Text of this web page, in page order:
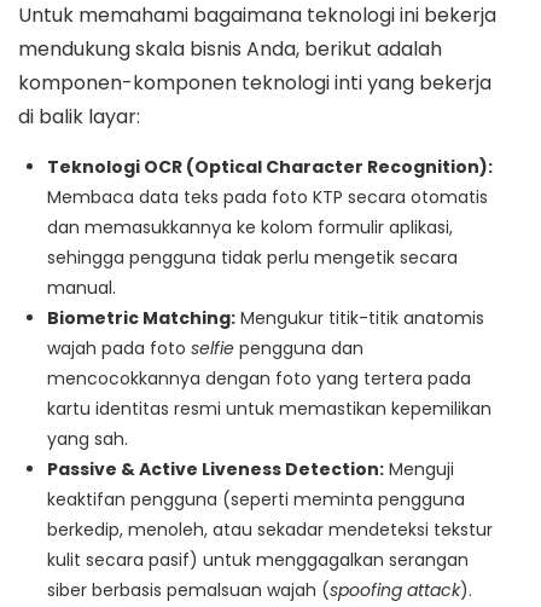
Untuk memahami bagaimana teknologi ini bekerja
mendukung skala bisnis Anda, berikut adalah
komponen-komponen teknologi inti yang bekerja
di balik layar:
Teknologi OCR (Optical Character Recognition):
Membaca data teks pada foto KTP secara otomatis
dan memasukkannya ke kolom formulir aplikasi,
sehingga pengguna tidak perlu mengetik secara
manual.
Biometric Matching: Mengukur titik-titik anatomis
wajah pada foto selfie pengguna dan
mencocokkannya dengan foto yang tertera pada
kartu identitas resmi untuk memastikan kepemilikan
yang sah.
Passive & Active Liveness Detection: Menguji
keaktifan pengguna (seperti meminta pengguna
berkedip, menoleh, atau sekadar mendeteksi tekstur
kulit secara pasif) untuk menggagalkan serangan
siber berbasis pemalsuan wajah (spoofing attack).